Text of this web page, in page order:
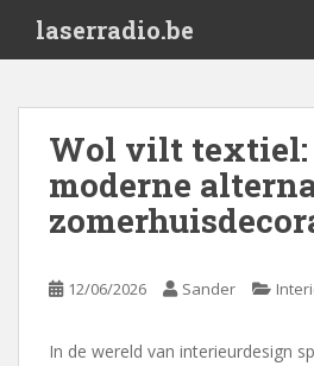
i
laserradio.be
Wol vilt textiel:
moderne
12/06/2026 Sander
In de wereld van interieurdesign